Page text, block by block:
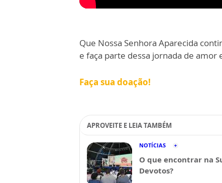
Que Nossa Senhora Aparecida
e faça parte dessa jornada de amor
Faça sua doação!
APROVEITE E LEIA TAMBÉM
NOTÍCIAS
O que encontrar na
Devotos?